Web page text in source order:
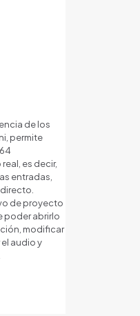
de los
permite
es decir,
entradas,
de proyecto
poder abrirlo
modificar
audio y